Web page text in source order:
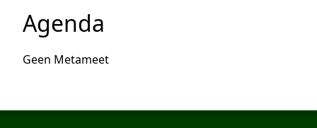
Agenda
Geen Metameet